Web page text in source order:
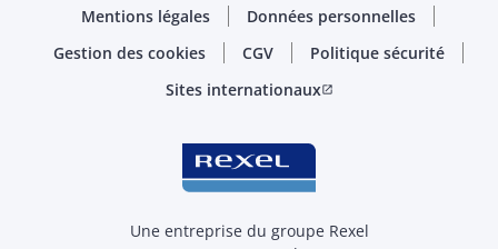
Mentions légales
Données personnelles
Gestion des cookies
CGV
Politique sécurité
Sites internationauxopen_in_new
Une entreprise du groupe Rexel